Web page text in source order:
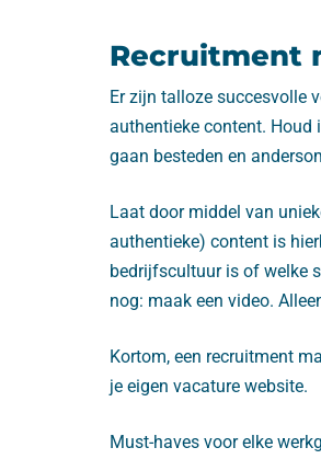
Recruitment
Er zijn talloze succesvolle
authentieke content. Houd
gaan besteden en
Laat door middel van
authentieke) content is
bedrijfscultuur is of welke
nog: maak een video.
Kortom, een recruitment
je eigen vacature website.
Must-haves voor elke